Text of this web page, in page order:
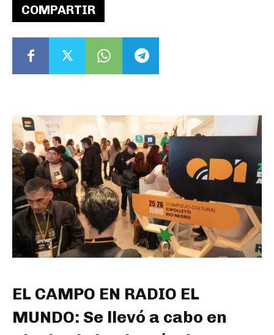
COMPARTIR
EL CAMPO EN RADIO EL
MUNDO: Se llevó a cabo en